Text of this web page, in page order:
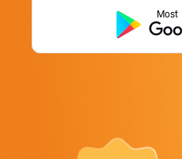
Most